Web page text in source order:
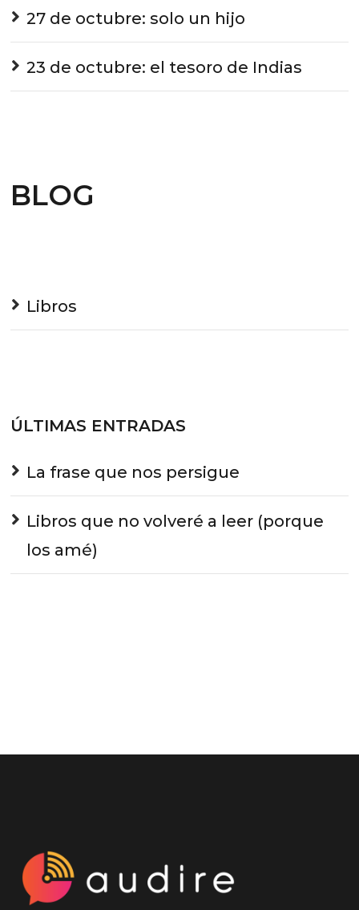
27 de octubre: solo un hijo
23 de octubre: el tesoro de Indias
BLOG
Libros
ÚLTIMAS ENTRADAS
La frase que nos persigue
Libros que no volveré a leer (porque
los amé)